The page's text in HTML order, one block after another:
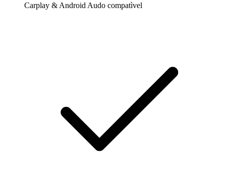
Carplay & Android Audo compatìvel